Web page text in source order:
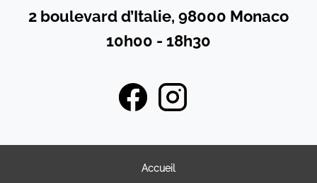
2 boulevard d’Italie, 98000 Monaco
10h00 - 18h30
Accueil